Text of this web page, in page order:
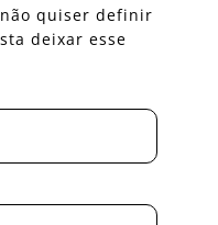
quiser definir
deixar esse